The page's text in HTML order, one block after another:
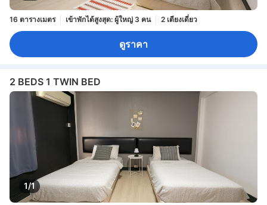
16 ตารางเมตร เข้าพักได้สูงสุด: ผู้ใหญ่ 3 คน 2 เตียงเดี่ยว
ดูราคา
2 BEDS 1 TWIN BED
1/1